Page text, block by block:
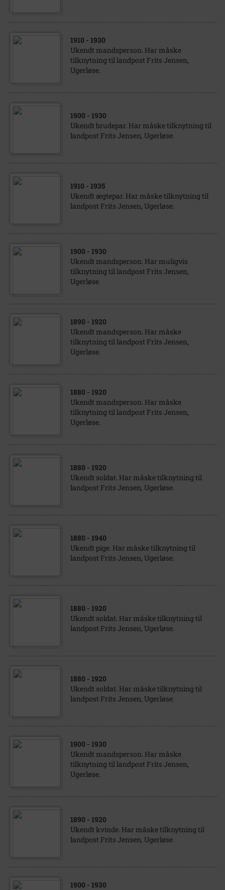
1910 - 1930
Ukendt mandsperson. Har måske
tilknytning til landpost Frits Jensen,
Ugerløse.
1900 - 1930
Ukendt brudepar. Har måske tilknytning til
landpost Frits Jensen, Ugerløse.
1910 - 1935
Ukendt ægtepar. Har måske tilknytning til
landpost Frits Jensen, Ugerløse.
1900 - 1930
Ukendt mandsperson. Har muligvis
tilknytning til landpost Frits Jensen,
Ugerløse.
1890 - 1920
Ukendt mandsperson. Har måske
tilknytning til landpost Frits Jensen,
Ugerløse.
1880 - 1920
Ukendt mandsperson. Har måske
tilknytning til landpost Frits Jensen,
Ugerløse.
1880 - 1920
Ukendt soldat. Har måske tilknytning til
landpost Frits Jensen, Ugerløse.
1880 - 1940
Ukendt pige. Har måske tilknytning til
landpost Frits Jensen, Ugerløse.
1880 - 1920
Ukendt soldat. Har måske tilknytning til
landpost Frits Jensen, Ugerløse.
1880 - 1920
Ukendt soldat. Har måske tilknytning til
landpost Frits Jensen, Ugerløse.
1900 - 1930
Ukendt mandsperson. Har måske
tilknytning til landpost Frits Jensen,
Ugerløse.
1890 - 1920
Ukendt kvinde. Har måske tilknytning til
landpost Frits Jensen, Ugerløse.
1900 - 1930